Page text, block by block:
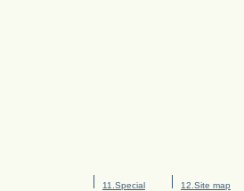
11.Special 12.Site map